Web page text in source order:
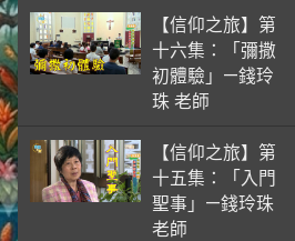
【信仰之旅】第
十六集：「彌撒
初體驗」—錢玲
珠 老師
【信仰之旅】第
十五集：「入門
聖事」—錢玲珠
老師